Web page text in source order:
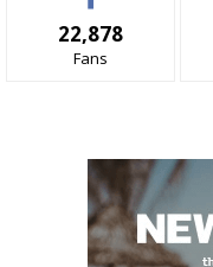
22,878
Fans